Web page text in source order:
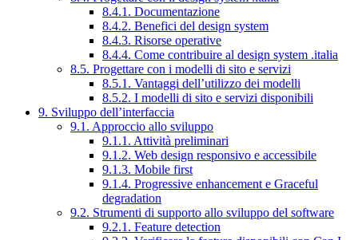
8.4.1. Documentazione
8.4.2. Benefici del design system
8.4.3. Risorse operative
8.4.4. Come contribuire al design system .italia
8.5. Progettare con i modelli di sito e servizi
8.5.1. Vantaggi dell’utilizzo dei modelli
8.5.2. I modelli di sito e servizi disponibili
9. Sviluppo dell’interfaccia
9.1. Approccio allo sviluppo
9.1.1. Attività preliminari
9.1.2. Web design responsivo e accessibile
9.1.3. Mobile first
9.1.4. Progressive enhancement e Graceful
degradation
9.2. Strumenti di supporto allo sviluppo del software
9.2.1. Feature detection